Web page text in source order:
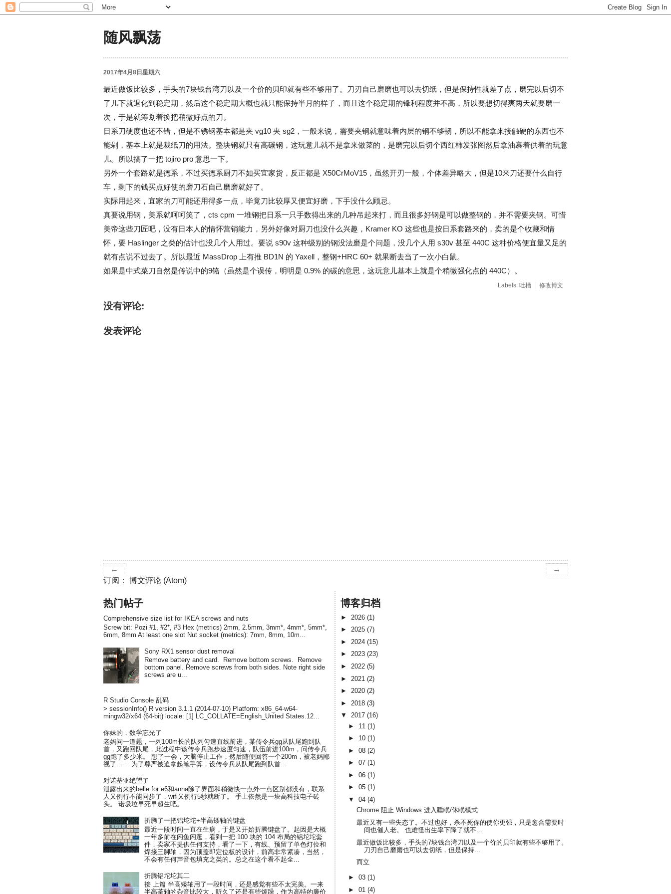
随风飘荡
2017年4月8日星期六
最近做饭比较多，手头的7块钱台湾刀以及一个价的贝印就有些不够用了。刀刃自己磨磨也可以去切纸，但是保持性就差了点，磨完以后切不
了几下就退化到稳定期，然后这个稳定期大概也就只能保持半月的样子，而且这个稳定期的锋利程度并不高，所以要想切得爽两天就要磨一
次，于是就筹划着换把稍微好点的刀。
日系刀硬度也还不错，但是不锈钢基本都是夹 vg10 夹 sg2，一般来说，需要夹钢就意味着内层的钢不够韧，所以不能拿来接触硬的东西也不
能剁，基本上就是裁纸刀的用法。整块钢就只有高碳钢，这玩意儿就不是拿来做菜的，是磨完以后切个西红柿发张图然后拿油裹着供着的玩意
儿。所以搞了一把 tojiro pro 意思一下。
另外一个套路就是德系，不过买德系厨刀不如买宜家货，反正都是 X50CrMoV15，虽然开刃一般，个体差异略大，但是10来刀还要什么自行
车，剩下的钱买点好使的磨刀石自己磨磨就好了。
实际用起来，宜家的刀可能还用得多一点，毕竟刀比较厚又便宜好磨，下手没什么顾忌。
真要说用钢，美系就呵呵笑了，cts cpm 一堆钢把日系一只手数得出来的几种吊起来打，而且很多好钢是可以做整钢的，并不需要夹钢。可惜
美帝这些刀匠吧，没有日本人的情怀营销能力，另外好像对厨刀也没什么兴趣，Kramer KO 这些也是按日系套路来的，卖的是个收藏和情
怀，要 Haslinger 之类的估计也没几个人用过。要说 s90v 这种级别的钢没法磨是个问题，没几个人用 s30v 甚至 440C 这种价格便宜量又足的
就有点说不过去了。所以最近 MassDrop 上有推 BD1N 的 Yaxell，整钢+HRC 60+ 就果断去当了一次小白鼠。
如果是中式菜刀自然是传说中的9铬（虽然是个误传，明明是 0.9% 的碳的意思，这玩意儿基本上就是个稍微强化点的 440C）。
Labels: 吐槽 修改博文
没有评论:
发表评论
←
→
订阅： 博文评论 (Atom)
热门帖子
Comprehensive size list for IKEA screws and nuts
Screw bit: Pozi #1, #2*, #3 Hex (metrics) 2mm, 2.5mm, 3mm*, 4mm*, 5mm*,
6mm, 8mm At least one slot Nut socket (metrics): 7mm, 8mm, 10m...
Sony RX1 sensor dust removal
Remove battery and card. Remove bottom screws. Remove
bottom panel. Remove screws from both sides. Note right side
screws are u...
R Studio Console 乱码
> sessionInfo() R version 3.1.1 (2014-07-10) Platform: x86_64-w64-
mingw32/x64 (64-bit) locale: [1] LC_COLLATE=English_United States.12...
你妹的，数学忘光了
老妈问一道题，一列100m长的队列匀速直线前进，某传令兵gg从队尾跑到队
首，又跑回队尾，此过程中该传令兵跑步速度匀速，队伍前进100m，问传令兵
gg跑了多少米。 想了一会，大脑停止工作，然后随便回答一个200m，被老妈鄙
视了…… 为了尊严被迫拿起笔手算，设传令兵从队尾跑到队首...
对诺基亚绝望了
泄露出来的belle for e6和anna除了界面和稍微快一点外一点区别都没有，联系
人又例行不能同步了，wifi又例行5秒就断了。 手上依然是一块高科技电子砖
头。 诺圾垃早死早超生吧。
折腾了一把铝坨坨+半高矮轴的键盘
最近一段时间一直在生病，于是又开始折腾键盘了。起因是大概
一年多前在闲鱼闲逛，看到一把 100 块的 104 布局的铝坨坨套
件，卖家不提供任何支持，看了一下，有线、预留了单色灯位和
焊接三脚轴，因为顶盖即定位板的设计，前高非常紧凑，当然，
不会有任何声音包填充之类的。总之在这个看不起全...
折腾铝坨坨其二
接 上篇 半高矮轴用了一段时间，还是感觉有些不太完美。一来
半高茶轴的杂音比较大，听久了还是有些烦躁，作为高特的廉价
博客归档
► 2026 (1)
► 2025 (7)
► 2024 (15)
► 2023 (23)
► 2022 (5)
► 2021 (2)
► 2020 (2)
► 2018 (3)
▼ 2017 (16)
► 11(1)
► 10(1)
►08(2)
►07(1)
►06(1)
►05(1)
▼04(4)
Chrome 阻止 Windows 进入睡眠/休眠模式
最近又有一些失态了。不过也好，杀不死你的使你更强，只是愈合需要时
间也催人老。 也难怪出生率下降了就不...
最近做饭比较多，手头的7块钱台湾刀以及一个价的贝印就有些不够用了。
刀刃自己磨磨也可以去切纸，但是保持...
而立
►03(1)
►01(4)